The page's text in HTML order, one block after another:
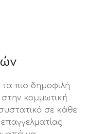
τα πιο δημοφιλή
κομμωτική
σε κάθε